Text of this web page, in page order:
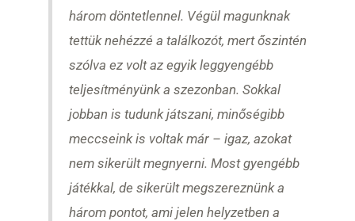
három döntetlennel. Végül magunknak
tettük nehézzé a találkozót, mert őszintén
szólva ez volt az egyik leggyengébb
teljesítményünk a szezonban. Sokkal
jobban is tudunk játszani, minőségibb
meccseink is voltak már – igaz, azokat
nem sikerült megnyerni. Most gyengébb
játékkal, de sikerült megszereznünk a
három pontot, ami jelen helyzetben a